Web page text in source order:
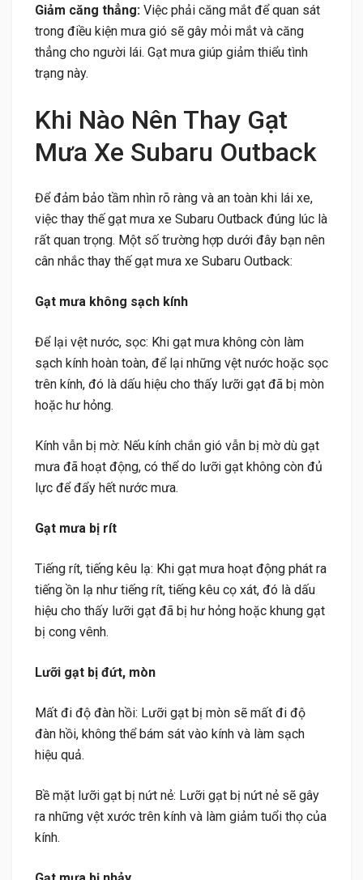
Giảm căng thẳng: Việc phải căng mắt để quan sát
trong điều kiện mưa gió sẽ gây mỏi mắt và căng
thẳng cho người lái. Gạt mưa giúp giảm thiểu tình
trạng này.
Khi Nào Nên Thay Gạt
Mưa Xe Subaru Outback
Để đảm bảo tầm nhìn rõ ràng và an toàn khi lái xe,
việc thay thế gạt mưa xe Subaru Outback đúng lúc là
rất quan trọng. Một số trường hợp dưới đây bạn nên
cân nhắc thay thế gạt mưa xe Subaru Outback:
Gạt mưa không sạch kính
Để lại vệt nước, sọc: Khi gạt mưa không còn làm
sạch kính hoàn toàn, để lại những vệt nước hoặc sọc
trên kính, đó là dấu hiệu cho thấy lưỡi gạt đã bị mòn
hoặc hư hỏng.
Kính vẫn bị mờ: Nếu kính chắn gió vẫn bị mờ dù gạt
mưa đã hoạt động, có thể do lưỡi gạt không còn đủ
lực để đẩy hết nước mưa.
Gạt mưa bị rít
Tiếng rít, tiếng kêu lạ: Khi gạt mưa hoạt động phát ra
tiếng ồn lạ như tiếng rít, tiếng kêu cọ xát, đó là dấu
hiệu cho thấy lưỡi gạt đã bị hư hỏng hoặc khung gạt
bị cong vênh.
Lưỡi gạt bị đứt, mòn
Mất đi độ đàn hồi: Lưỡi gạt bị mòn sẽ mất đi độ
đàn hồi, không thể bám sát vào kính và làm sạch
hiệu quả.
Bề mặt lưỡi gạt bị nứt nẻ: Lưỡi gạt bị nứt nẻ sẽ gây
ra những vệt xước trên kính và làm giảm tuổi thọ của
kính.